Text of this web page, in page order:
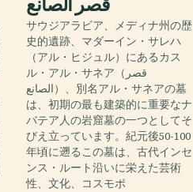
サウジアラビア、メディナ州の歴
史的遺跡、マダーイン・サレハ
（アル・ヒジュル）にあるカス
ル・アル・サネア（قصر
الصانع）、別名アル・サネアの墓
は、初期の最も建築的に重要なナ
バテア人の岩窟墓の一つとしてそ
びえ立っています。紀元後50-100
年頃に遡るこの墓は、古代インセ
ンス・ルート沿いに栄えた芸術
性、文化、コスモポ